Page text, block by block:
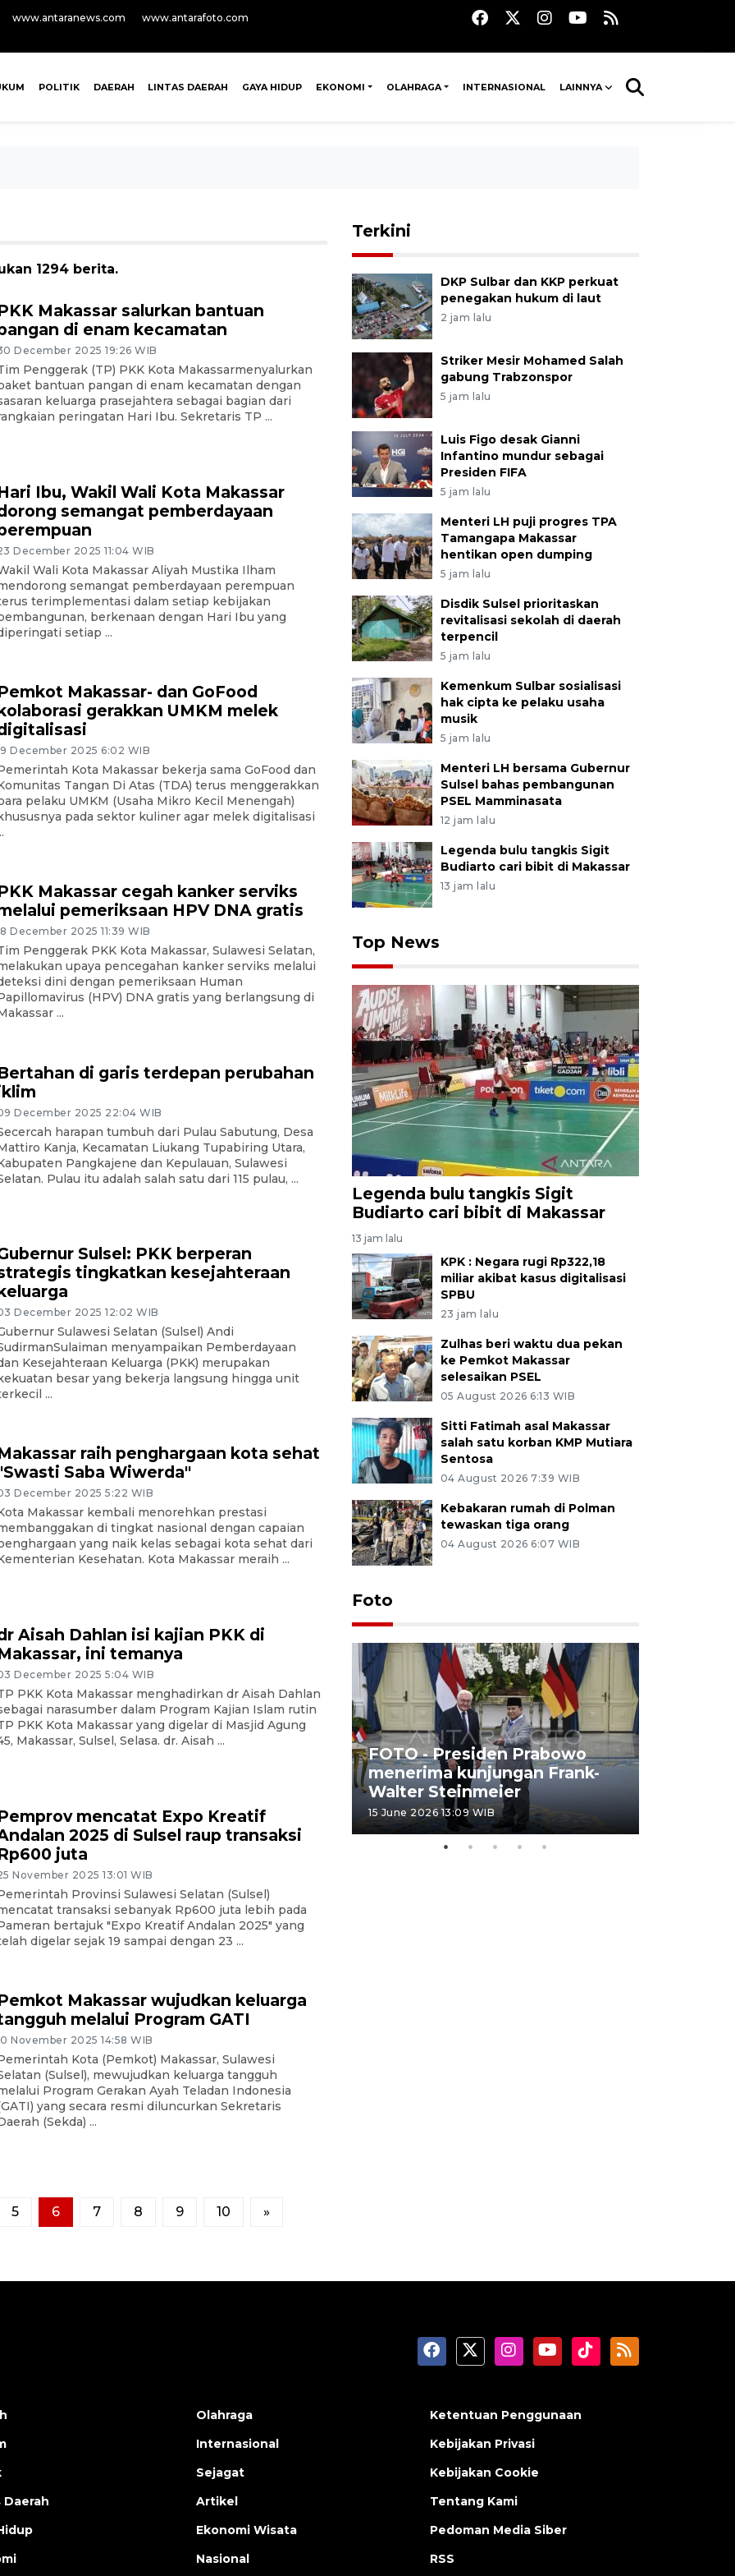
www.antaranews.com www.antarafoto.com
POLITIK DAERAH LINTAS DAERAH GAYA HIDUP EKONOMI OLAHRAGA INTERNASIONAL LAINNYA
1294 berita.
Makassar salurkan bantuan
di enam kecamatan
December 2025 19:26 WIB
Penggerak (TP) PKK Kota Makassarmenyalurkan
bantuan pangan di enam kecamatan dengan
keluarga prasejahtera sebagai bagian dari
peringatan Hari Ibu. Sekretaris TP ...
Ibu, Wakil Wali Kota Makassar
semangat pemberdayaan
December 2025 11:04 WIB
Wali Kota Makassar Aliyah Mustika Ilham
semangat pemberdayaan perempuan
terimplementasi dalam setiap kebijakan
berkenaan dengan Hari Ibu yang
setiap ...
Makassar- dan GoFood
gerakkan UMKM melek
December 2025 6:02 WIB
Kota Makassar bekerja sama GoFood dan
Tangan Di Atas (TDA) terus menggerakkan
pelaku UMKM (Usaha Mikro Kecil Menengah)
pada sektor kuliner agar melek digitalisasi
Makassar cegah kanker serviks
pemeriksaan HPV DNA gratis
December 2025 11:39 WIB
Penggerak PKK Kota Makassar, Sulawesi Selatan,
upaya pencegahan kanker serviks melalui
dini dengan pemeriksaan Human
(HPV) DNA gratis yang berlangsung di
...
di garis terdepan perubahan
December 2025 22:04 WIB
harapan tumbuh dari Pulau Sabutung, Desa
Kanja, Kecamatan Liukang Tupabiring Utara,
Pangkajene dan Kepulauan, Sulawesi
Pulau itu adalah salah satu dari 115 pulau, ...
Sulsel: PKK berperan
tingkatkan kesejahteraan
December 2025 12:02 WIB
Sulawesi Selatan (Sulsel) Andi
menyampaikan Pemberdayaan
Kesejahteraan Keluarga (PKK) merupakan
besar yang bekerja langsung hingga unit
...
raih penghargaan kota sehat
Saba Wiwerda"
December 2025 5:22 WIB
Makassar kembali menorehkan prestasi
di tingkat nasional dengan capaian
yang naik kelas sebagai kota sehat dari
Kesehatan. Kota Makassar meraih ...
Aisah Dahlan isi kajian PKK di
ini temanya
December 2025 5:04 WIB
PKK Kota Makassar menghadirkan dr Aisah Dahlan
narasumber dalam Program Kajian Islam rutin
PKK Kota Makassar yang digelar di Masjid Agung
Makassar, Sulsel, Selasa. dr. Aisah ...
mencatat Expo Kreatif
2025 di Sulsel raup transaksi
juta
November 2025 13:01 WIB
Provinsi Sulawesi Selatan (Sulsel)
transaksi sebanyak Rp600 juta lebih pada
bertajuk "Expo Kreatif Andalan 2025" yang
digelar sejak 19 sampai dengan 23 ...
Makassar wujudkan keluarga
melalui Program GATI
November 2025 14:58 WIB
Kota (Pemkot) Makassar, Sulawesi
(Sulsel), mewujudkan keluarga tangguh
Program Gerakan Ayah Teladan Indonesia
yang secara resmi diluncurkan Sekretaris
(Sekda) ...
5 6 7 8 9 10 »
Terkini
DKP Sulbar dan KKP perkuat
penegakan hukum di laut
2 jam lalu
Striker Mesir Mohamed Salah
gabung Trabzonspor
5 jam lalu
Luis Figo desak Gianni
Infantino mundur sebagai
Presiden FIFA
5 jam lalu
Menteri LH puji progres TPA
Tamangapa Makassar
hentikan open dumping
5 jam lalu
Disdik Sulsel prioritaskan
revitalisasi sekolah di daerah
terpencil
5 jam lalu
Kemenkum Sulbar sosialisasi
hak cipta ke pelaku usaha
musik
5 jam lalu
Menteri LH bersama Gubernur
Sulsel bahas pembangunan
PSEL Mamminasata
12 jam lalu
Legenda bulu tangkis Sigit
Budiarto cari bibit di Makassar
13 jam lalu
Top News
Legenda bulu tangkis Sigit
Budiarto cari bibit di Makassar
13 jam lalu
KPK : Negara rugi Rp322,18
miliar akibat kasus digitalisasi
SPBU
23 jam lalu
Zulhas beri waktu dua pekan
ke Pemkot Makassar
selesaikan PSEL
05 August 2026 6:13 WIB
Sitti Fatimah asal Makassar
salah satu korban KMP Mutiara
Sentosa
04 August 2026 7:39 WIB
Kebakaran rumah di Polman
tewaskan tiga orang
04 August 2026 6:07 WIB
Foto
02 April 2026 12:51 WIB
FOTO - Presiden Prabowo
menerima kunjungan Frank-
Walter Steinmeier
15 June 2026 13:09 WIB
Olahraga
Internasional
Sejagat
Artikel
Ekonomi Wisata
Nasional
Ketentuan Penggunaan
Kebijakan Privasi
Kebijakan Cookie
Tentang Kami
Pedoman Media Siber
RSS